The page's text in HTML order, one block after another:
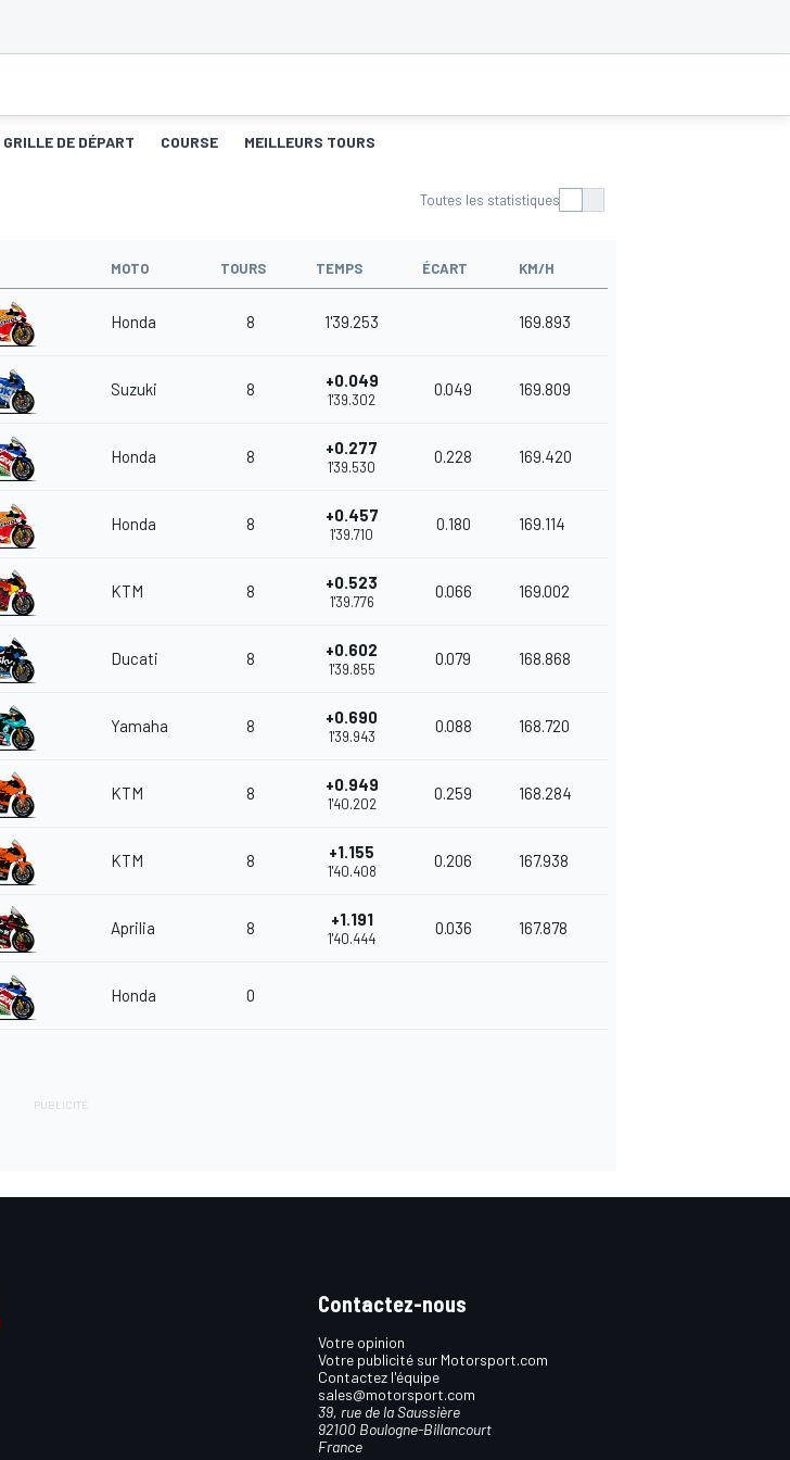
GRILLE DE DÉPART COURSE MEILLEURS TOURS
Toutes les statistiques
MOTO TOURS TEMPS ÉCART KM/H
Honda 8 1'39.253 169.893
Suzuki 8 +0.049
1'39.302
0.049 169.809
Honda 8 +0.277
1'39.530
0.228 169.420
Honda 8 +0.457
1'39.710
0.180 169.114
KTM 8 +0.523
1'39.776
0.066 169.002
Ducati 8 +0.602
1'39.855
0.079 168.868
Yamaha 8 +0.690
1'39.943
0.088 168.720
KTM 8 +0.949
1'40.202
0.259 168.284
KTM 8 +1.155
1'40.408
0.206 167.938
Aprilia 8 +1.191
1'40.444
0.036 167.878
Honda 0
Contactez-nous
Votre opinion
Votre publicité sur Motorsport.com
Contactez l'équipe
sales@motorsport.com
39, rue de la Saussière
92100 Boulogne-Billancourt
France